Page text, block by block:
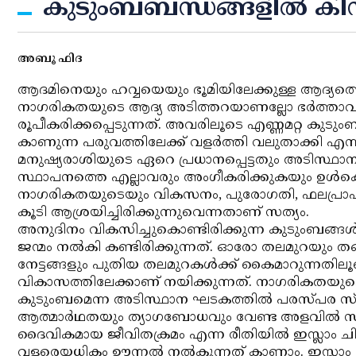
കുടുംബബന്ധങ്ങളില്‍
അബൂ ഫിദ
ആദമിനെയും ഹവ്വയെയും ഭൂമിയിലേക്കുള്ള
നാഗരികതയുടെ ആദ്യ അടിത്തറയാണല്ലോ
രൂപീകരിക്കപ്പെടുന്നത്. അവരിലൂടെ എണ്ണമറ്റ
കാണുന്ന പരുവത്തിലേക്ക് വളര്‍ത്തി വലുതാക്കി
മനുഷ്യരാശിയുടെ ഏറെ പ്രധാനപ്പെട്ടതും
സ്ഥാപനത്തെ എല്ലാവരും അംഗീകരിക്കുകയും
നാഗരികതയുടെയും വികസനം, പുരോഗതി,
കൂടി ആശ്രയിച്ചിരിക്കുന്നുവെന്നതാണ് സത്യം.
അനുദിനം വികസിച്ചുകൊണ്ടിരിക്കുന്ന
ജന്മം നല്‍കി കണ്ടിരിക്കുന്നത്. ഓരോ
നേട്ടങ്ങളും പുതിയ തലമുറകള്‍ക്ക്
വികാസത്തിലേക്കാണ് നയിക്കുന്നത്.
കുടുംബമെന്ന അടിസ്ഥാന ഘടകത്തില്‍ പരസ്പര
ആത്മാര്‍ഥതയും ത്യാഗബോധവും വേണ്ട അളവില്‍
ദൈവികമായ ജീവിതക്രമം എന്ന രീതിയില്‍ ഇസ്ലാം